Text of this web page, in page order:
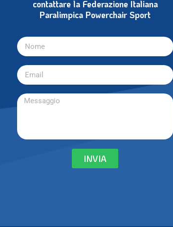
contattare la Federazione Italiana
Paralimpica Powerchair Sport
INVIA